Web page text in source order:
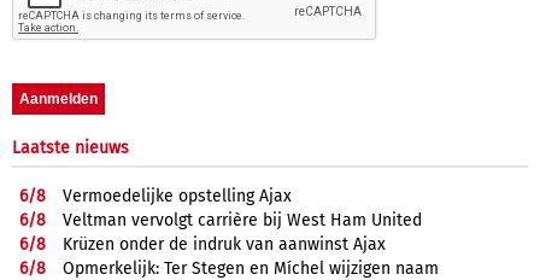
Laatste nieuws
6/8
Vermoedelijke opstelling Ajax
6/8
Veltman vervolgt carrière bij West Ham United
6/8
Krüzen onder de indruk van aanwinst Ajax
6/8
Opmerkelijk: Ter Stegen en Míchel wijzigen naam